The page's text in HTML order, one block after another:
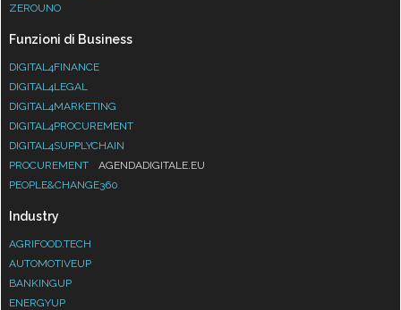
ZEROUNO
Funzioni di Business
DIGITAL4FINANCE
DIGITAL4LEGAL
DIGITAL4MARKETING
DIGITAL4PROCUREMENT
DIGITAL4SUPPLYCHAIN
PROCUREMENT
AGENDADIGITALE.EU
PEOPLE&CHANGE360
Industry
AGRIFOOD.TECH
AUTOMOTIVEUP
BANKINGUP
ENERGYUP